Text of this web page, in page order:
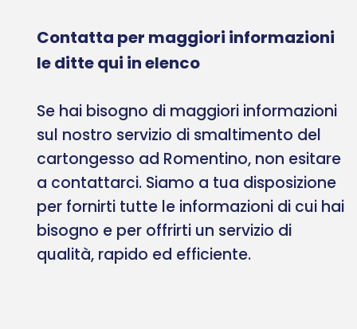
Contatta per maggiori informazioni
le ditte qui in elenco
Se hai bisogno di maggiori informazioni
sul nostro servizio di smaltimento del
cartongesso ad Romentino, non esitare
a contattarci. Siamo a tua disposizione
per fornirti tutte le informazioni di cui hai
bisogno e per offrirti un servizio di
qualità, rapido ed efficiente.